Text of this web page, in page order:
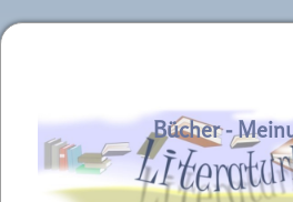
Literaturkurier.net
Bücher -